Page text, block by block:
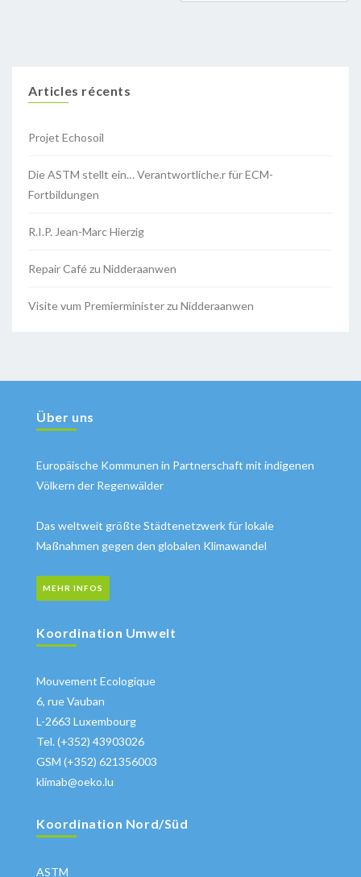
Articles récents
Projet Echosoil
Die ASTM stellt ein… Verantwortliche.r für ECM-
Fortbildungen
R.I.P. Jean-Marc Hierzig
Repair Café zu Nidderaanwen
Visite vum Premierminister zu Nidderaanwen
Über uns
Europäische Kommunen in Partnerschaft mit indigenen
Völkern der Regenwälder
Das weltweit größte Städtenetzwerk für lokale
Maßnahmen gegen den globalen Klimawandel
MEHR INFOS
Koordination Umwelt
Mouvement Ecologique
6, rue Vauban
L-2663 Luxembourg
Tel. (+352) 43903026
GSM (+352) 621356003
klimab@oeko.lu
Koordination Nord/Süd
ASTM